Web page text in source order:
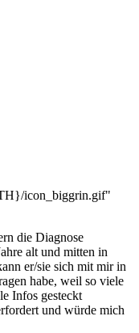
icon_biggrin.gif"
die Diagnose
alt und mitten in
er/sie sich mit mir in
habe, weil so viele
Infos gesteckt
und würde mich